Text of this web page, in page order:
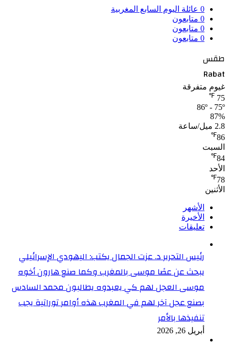
0 عائلة اليوم السابع المغربية
0 متابعون
0 متابعون
0 متابعون
طقس
Rabat
غيوم متفرقة
75
℉
86º - 75º
87%
2.8 ميل/ساعة
86
℉
السبت
84
℉
الأحد
78
℉
الأثنين
الأشهر
الأخيرة
تعليقات
رئيس التحرير د. عزت الجمال يكتب: اليهودي الإسرائيلي
يبحث عن عصًا موسى بالمغرب وكما صنع هارون أخوه
موسى العجل لهم كي يعبدوه يطالبون محمد السادس
بصنع عجل آخر لهم في المغرب هذه أوامر توراتية يجب
تنفيذها بالأمر
أبريل 26, 2026